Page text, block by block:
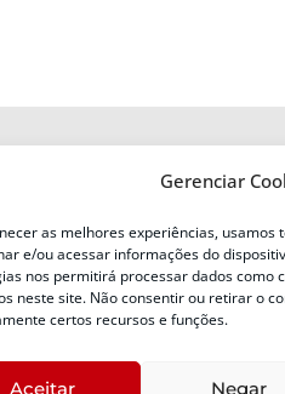
Gerenciar
as melhores experiências, usamos
e/ou acessar informações do
nos permitirá processar dados como
neste site. Não consentir ou retirar o
certos recursos e funções.
Aceitar Negar
a
Defesa Civil do
Catarina
Av. Ivo Silveira, nº
Bairro:
Capoeiras,
88085-001